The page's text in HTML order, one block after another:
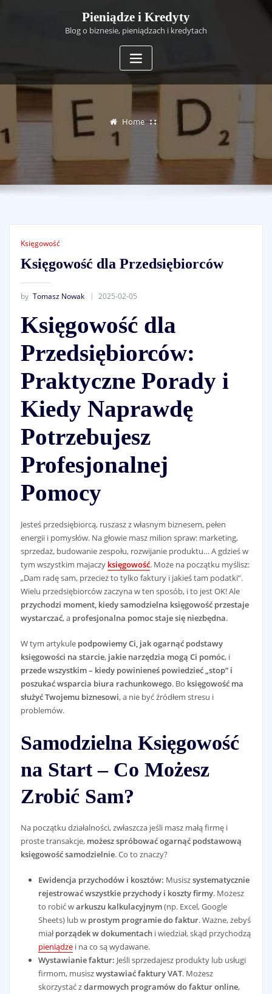
Pieniądze i Kredyty
Blog o biznesie, pieniądzach i kredytach
Home
Księgowość
Księgowość dla Przedsiębiorców
by Tomasz Nowak 2025-02-05
Księgowość dla
Przedsiębiorców:
Praktyczne Porady i
Kiedy Naprawdę
Potrzebujesz
Profesjonalnej
Pomocy
Jesteś przedsiębiorcą, ruszasz z własnym biznesem, pełen
energii i pomysłów. Na głowie masz milion spraw: marketing,
sprzedaż, budowanie zespołu, rozwijanie produktu… A gdzieś w
tym wszystkim majaczy księgowość. Może na początku myślisz:
„Dam radę sam, przecież to tylko faktury i jakieś tam podatki”.
Wielu przedsiębiorców zaczyna w ten sposób, i to jest OK! Ale
przychodzi moment, kiedy samodzielna księgowość przestaje
wystarczać, a profesjonalna pomoc staje się niezbędna.
W tym artykule podpowiemy Ci, jak ogarnąć podstawy
księgowości na starcie, jakie narzędzia mogą Ci pomóc, i
przede wszystkim – kiedy powinieneś powiedzieć „stop” i
poszukać wsparcia biura rachunkowego. Bo księgowość ma
służyć Twojemu biznesowi, a nie być źródłem stresu i
problemów.
Samodzielna Księgowość
na Start – Co Możesz
Zrobić Sam?
Na początku działalności, zwłaszcza jeśli masz małą firmę i
proste transakcje, możesz spróbować ogarnąć podstawową
księgowość samodzielnie. Co to znaczy?
Ewidencja przychodów i kosztów: Musiszsystematycznie
rejestrować wszystkie przychody i koszty firmy. Możesz
to robić warkuszu kalkulacyjnym(np. Excel, Google
Sheets) lub w prostym programie do faktur. Ważne, żebyś
miałporządek w dokumentach i wiedział, skąd przychodzą
pieniądze i na co są wydawane.
Wystawianie faktur: Jeśli sprzedajesz produkty lub usługi
firmom, musiszwystawiać faktury VAT. Możesz
skorzystać zdarmowych programów do faktur online,